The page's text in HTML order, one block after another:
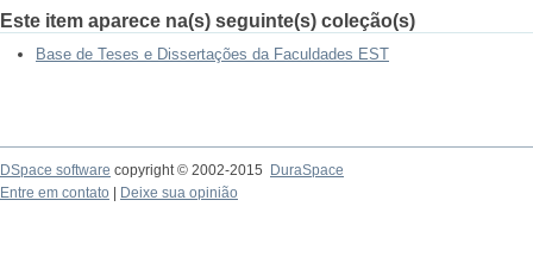
Este item aparece na(s) seguinte(s) coleção(s)
Base de Teses e Dissertações da Faculdades EST
DSpace software copyright © 2002-2015
DuraSpace
Entre em contato
Deixe sua opinião